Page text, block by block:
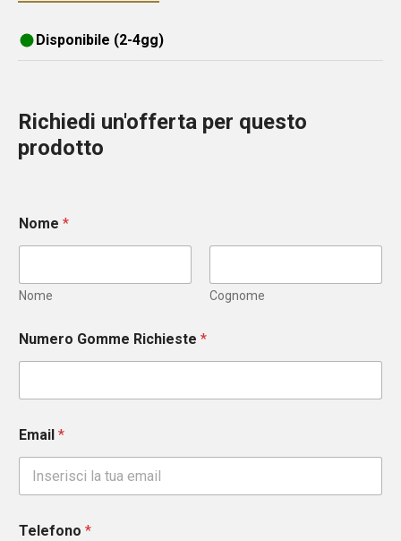
Disponibile (2-4gg)
Richiedi un'offerta per questo
prodotto
Nome *
Nome Cognome
Numero Gomme Richieste *
Email *
Telefono *